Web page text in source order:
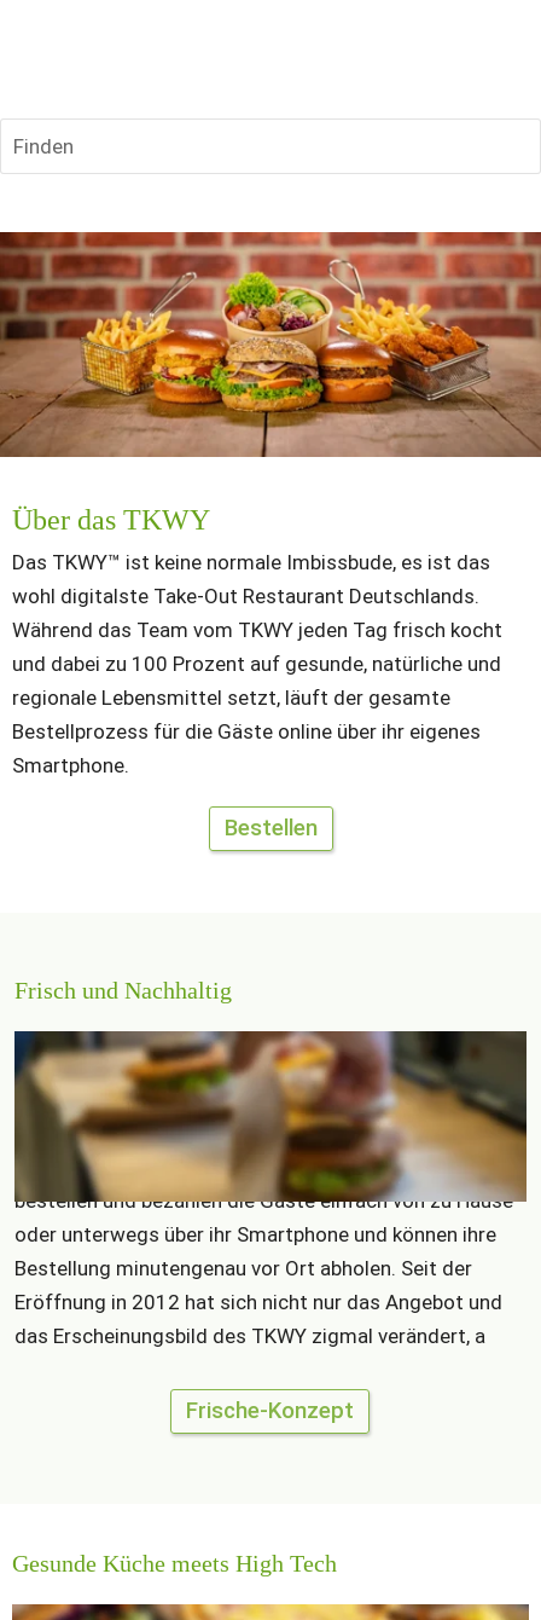
Finden
Über das TKWY
Das TKWY™ ist keine normale Imbissbude, es ist das
wohl digitalste Take-Out Restaurant Deutschlands.
Während das Team vom TKWY jeden Tag frisch kocht
und dabei zu 100 Prozent auf gesunde, natürliche und
regionale Lebensmittel setzt, läuft der gesamte
Bestellprozess für die Gäste online über ihr eigenes
Smartphone.
Bestellen
Frisch und Nachhaltig
Neben
der Zubereitung von qualitativ hochwertigen
Speisen, ist es unser Anspruch, den Bestellprozess für
unsere Gäste so einfach und effizient wie möglich zu
gestalten. Um unnötige Wartezeit zu vermeiden,
bestellen und bezahlen die Gäste einfach von zu Hause
oder unterwegs über ihr Smartphone und können ihre
Bestellung minutengenau vor Ort abholen. Seit der
Eröffnung in 2012 hat sich nicht nur das Angebot und
das Erscheinungsbild des TKWY zigmal verändert, a
Frische-Konzept
Gesunde Küche meets High Tech